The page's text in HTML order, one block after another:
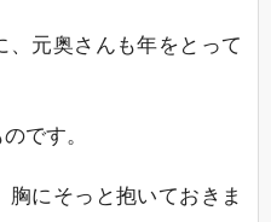
、元奥さんも年をとって
です。
にそっと抱いておきま